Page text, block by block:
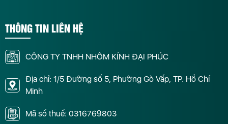
THÔNG TIN LIÊN HỆ
CÔNG TY TNHH NHÔM KÍNH ĐẠI PHÚC
Địa chỉ: 1/5 Đường số 5, Phường Gò Vấp, TP. Hồ Chí
Minh
Mã số thuế: 0316769803